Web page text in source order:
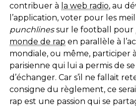
contribuer à la web radio, au
l’application, voter pour les
punchlinessur le football pour
monde de rap en parallèle à
mondiale, ou même, participer
parisienne qui lui a permis de
d’échanger. Car s’il ne fallait
consigne du règlement, ce
rap est une passion qui se